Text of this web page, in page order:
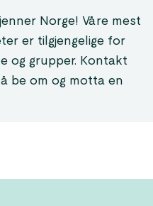
Norge! Våre mest
er tilgjengelige for
og grupper. Kontakt
be om og motta en